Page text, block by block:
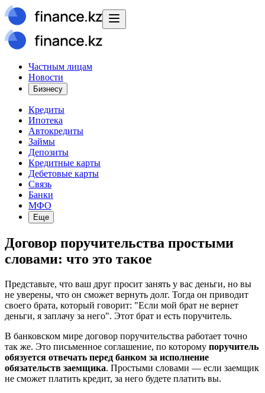
Частным лицам
Новости
Бизнесу
Кредиты
Ипотека
Автокредиты
Займы
Депозиты
Кредитные карты
Дебетовые карты
Связь
Банки
МФО
Еще
Договор поручительства простыми
словами: что это такое
Представьте, что ваш друг просит занять у вас деньги, но вы
не уверены, что он сможет вернуть долг. Тогда он приводит
своего брата, который говорит: "Если мой брат не вернет
деньги, я заплачу за него". Этот брат и есть поручитель.
В банковском мире договор поручительства работает точно
так же. Это письменное соглашение, по которому поручитель
обязуется отвечать перед банком за исполнение
обязательств заемщика. Простыми словами — если заемщик
не сможет платить кредит, за него будете платить вы.